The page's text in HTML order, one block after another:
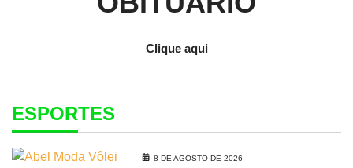
Clique aqui
ESPORTES
8 DE AGOSTO DE 2026